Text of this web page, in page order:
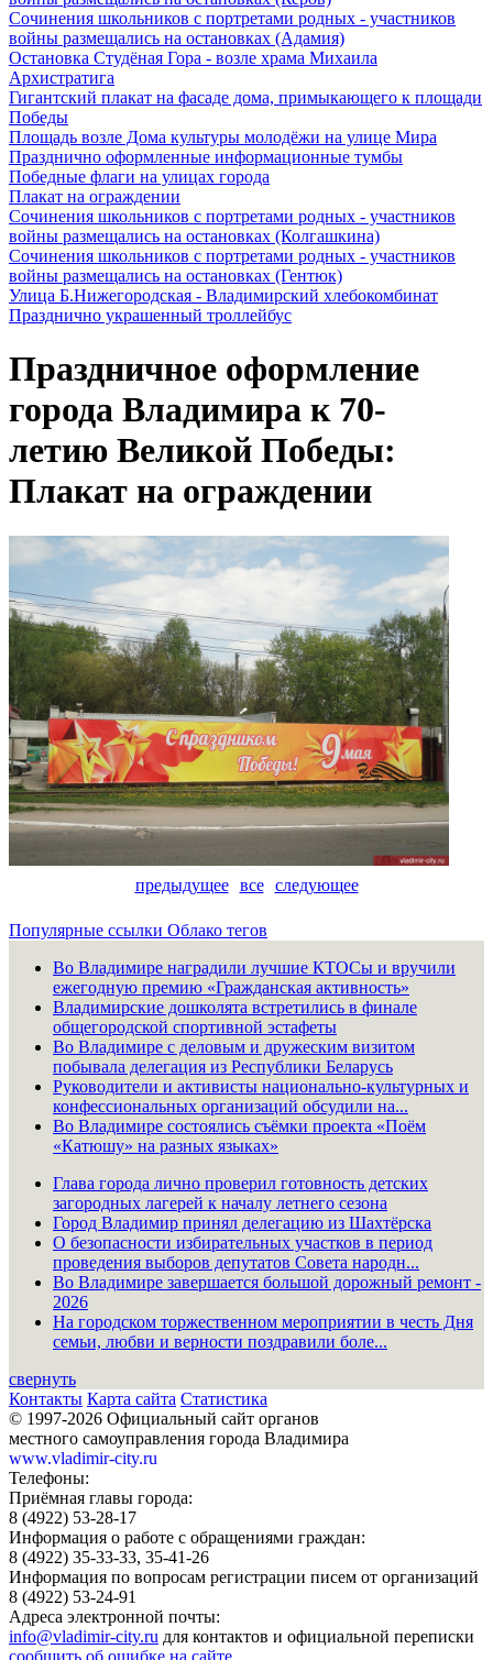
Сочинения школьников с портретами родных - участников
войны размещались на остановках (Адамия)
Остановка Студёная Гора - возле храма Михаила
Архистратига
Гигантский плакат на фасаде дома, примыкающего к площади
Победы
Площадь возле Дома культуры молодёжи на улице Мира
Празднично оформленные информационные тумбы
Победные флаги на улицах города
Плакат на ограждении
Сочинения школьников с портретами родных - участников
войны размещались на остановках (Колгашкина)
Сочинения школьников с портретами родных - участников
войны размещались на остановках (Гентюк)
Улица Б.Нижегородская - Владимирский хлебокомбинат
Празднично украшенный троллейбус
Праздничное оформление
города Владимира к 70-
летию Великой Победы:
Плакат на ограждении
предыдущее все следующее
Популярные ссылки Облако тегов
Во Владимире наградили лучшие КТОСы и вручили
ежегодную премию «Гражданская активность»
Владимирские дошколята встретились в финале
общегородской спортивной эстафеты
Во Владимире с деловым и дружеским визитом
побывала делегация из Республики Беларусь
Руководители и активисты национально-культурных и
конфессиональных организаций обсудили на...
Во Владимире состоялись съёмки проекта «Поём
«Катюшу» на разных языках»
Глава города лично проверил готовность детских
загородных лагерей к началу летнего сезона
Город Владимир принял делегацию из Шахтёрска
О безопасности избирательных участков в период
проведения выборов депутатов Совета народн...
Во Владимире завершается большой дорожный ремонт -
2026
На городском торжественном мероприятии в честь Дня
семьи, любви и верности поздравили боле...
свернуть
Контакты Карта сайта Статистика
© 1997-2026 Официальный сайт органов
местного самоуправления города Владимира
www.vladimir-city.ru
Телефоны:
Приёмная главы города:
8 (4922) 53-28-17
Информация о работе с обращениями граждан:
8 (4922) 35-33-33, 35-41-26
Информация по вопросам регистрации писем от организаций
8 (4922) 53-24-91
Адреса электронной почты:
info@vladimir-city.ru для контактов и официальной переписки
сообщить об ошибке на сайте